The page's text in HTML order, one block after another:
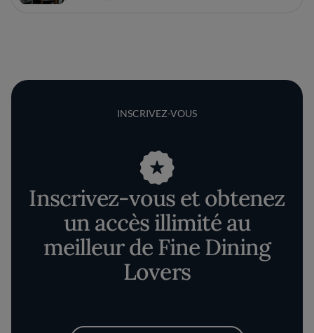
INSCRIVEZ-VOUS
Inscrivez-vous et obtenez
un accès illimité au
meilleur de Fine Dining
Lovers